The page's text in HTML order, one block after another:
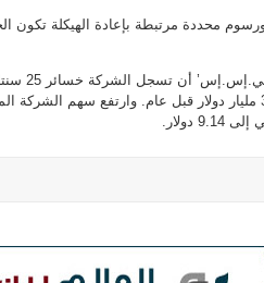
وتوقع محللون
الإيرادات الفصلية إلى 966 مليون دولار من 3.07 مليار دولار قبل عام.